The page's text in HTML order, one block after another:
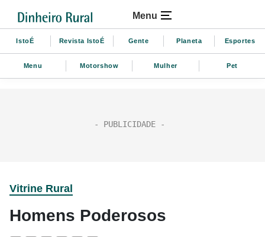
Menu
IstoÉ Revista IstoÉ Gente Planeta Esportes
Menu Motorshow Mulher Pet
Vitrine Rural
Homens Poderosos